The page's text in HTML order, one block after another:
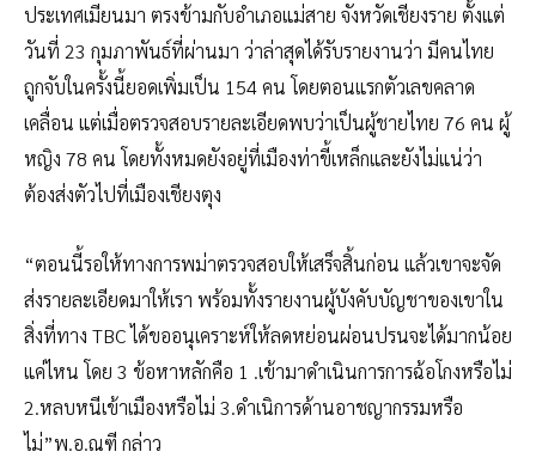
ประเทศเมียนมา ตรงข้ามกับอำเภอแม่สาย จังหวัดเชียงราย ตั้งแต่
วันที่ 23 กุมภาพันธ์ที่ผ่านมา ว่าล่าสุดได้รับรายงานว่า มีคนไทย
ถูกจับในครั้งนี้ยอดเพิ่มเป็น 154 คน โดยตอนแรกตัวเลขคลาด
เคลื่อน แต่เมื่อตรวจสอบรายละเอียดพบว่าเป็นผู้ชายไทย 76 คน ผู้
หญิง 78 คน โดยทั้งหมดยังอยู่ที่เมืองท่าขี้เหล็กและยังไม่แน่ว่า
ต้องส่งตัวไปที่เมืองเชียงตุง
“ตอนนี้รอให้ทางการพม่าตรวจสอบให้เสร็จสิ้นก่อน แล้วเขาจะจัด
ส่งรายละเอียดมาให้เรา พร้อมทั้งรายงานผู้บังคับบัญชาของเขาใน
สิ่งที่ทาง TBC ได้ขออนุเคราะห์ให้ลดหย่อนผ่อนปรนจะได้มากน้อย
แค่ไหน โดย 3 ข้อหาหลักคือ 1 .เข้ามาดำเนินการการฉ้อโกงหรือไม่
2.หลบหนีเข้าเมืองหรือไม่ 3.ดำเนิการด้านอาชญากรรมหรือ
ไม่”พ.อ.ณฑี กล่าว